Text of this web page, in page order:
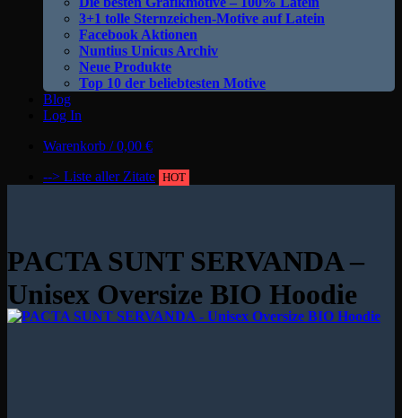
3+1 tolle Sternzeichen-Motive auf Latein
Facebook Aktionen
Nuntius Unicus Archiv
Neue Produkte
Top 10 der beliebtesten Motive
Blog
Log In
Warenkorb /0,00 €
--> Liste aller Zitate HOT
PACTA SUNT SERVANDA –
Unisex Oversize BIO Hoodie